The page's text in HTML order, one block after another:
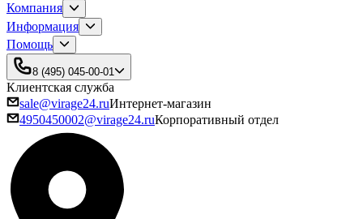
Компания
Информация
Помощь
8 (495) 045-00-01
Клиентская служба
sale@virage24.ruИнтернет-магазин
4950450002@virage24.ruКорпоративный отдел